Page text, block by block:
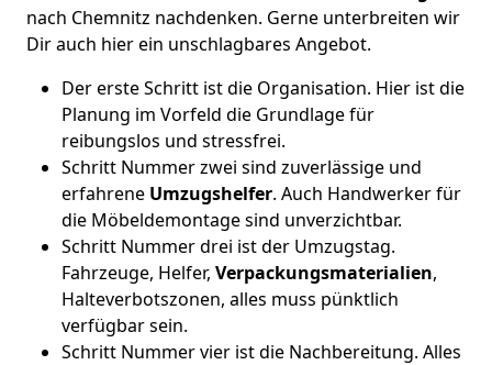
nach Chemnitz nachdenken. Gerne unterbreiten wir
Dir auch hier ein unschlagbares Angebot.
Der erste Schritt ist die Organisation. Hier ist die
Planung im Vorfeld die Grundlage für
reibungslos und stressfrei.
Schritt Nummer zwei sind zuverlässige und
erfahrene Umzugshelfer. Auch Handwerker für
die Möbeldemontage sind unverzichtbar.
Schritt Nummer drei ist der Umzugstag.
Fahrzeuge, Helfer, Verpackungsmaterialien,
Halteverbotszonen, alles muss pünktlich
verfügbar sein.
Schritt Nummer vier ist die Nachbereitung. Alles